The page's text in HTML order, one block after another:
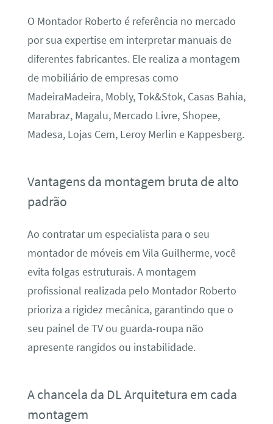
O Montador Roberto é referência no mercado
por sua expertise em interpretar manuais de
diferentes fabricantes. Ele realiza a montagem
de mobiliário de empresas como
MadeiraMadeira, Mobly, Tok&Stok, Casas Bahia,
Marabraz, Magalu, Mercado Livre, Shopee,
Madesa, Lojas Cem, Leroy Merlin e Kappesberg.
Vantagens da montagem bruta de alto
padrão
Ao contratar um especialista para o seu
montador de móveis em Vila Guilherme, você
evita folgas estruturais. A montagem
profissional realizada pelo Montador Roberto
prioriza a rigidez mecânica, garantindo que o
seu painel de TV ou guarda-roupa não
apresente rangidos ou instabilidade.
A chancela da DL Arquitetura em cada
montagem